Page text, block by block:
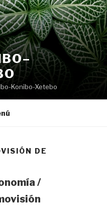
Konibo-Xetebo
DE
/